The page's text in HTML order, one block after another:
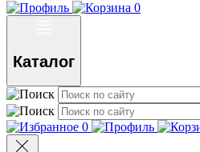
0
Каталог
0